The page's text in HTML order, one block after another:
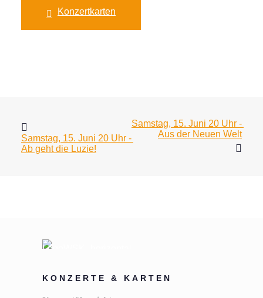
Konzertkarten
Samstag, 15. Juni 20 Uhr -
Ab geht die Luzie!
Samstag, 15. Juni 20 Uhr -
Aus der Neuen Welt
KONZERTE & KARTEN